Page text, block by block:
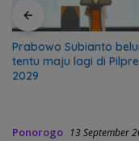
Prabowo Subianto
tentu maju lagi di
2029
Ponorogo 13 September